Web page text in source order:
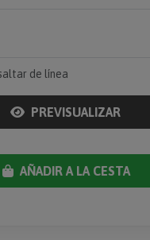
de línea
PREVISUALIZAR
AÑADIR A LA CESTA